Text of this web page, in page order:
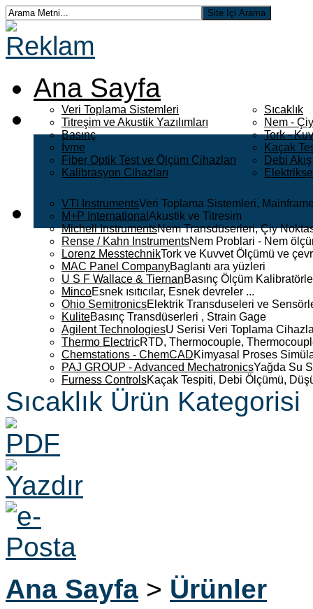
Ana Sayfa
Veri Toplama Sistemleri
Titreşim ve Akustik Yazılımları
Basınç
İvme
Fiber Optik Test ve Ölçüm Cihazları
Kalibrasyon Cihazları
Sıcaklık
Nem -
Tork -
Kaçak
Debi Akış
VTI InstrumentsVeri Toplama Sistemleri,
M+P International Akustik ve Titresim
Michell InstrumentsNem Transdüserleri, Çiy
Rense / Kahn InstrumentsNem Problari - Nem
Lorenz MesstechnikTork ve Kuvvet Ölçümü ve
MAC Panel CompanyBaglantı ara yüzleri
U S F Wallace & TiernanBasınç Ölçüm
MincoEsnek ısıtıcılar, Esnek devreler ...
Ohio SemitronicsElektrik Transduseleri ve
KuliteBasınç Transdüserleri , Strain Gage
Agilent TechnologiesU Serisi Veri Toplama
Thermo ElectricRTD, Thermocouple,
Chemstations - ChemCADKimyasal Proses
PAJ GROUP - Advanced MechatronicsYağda Su
Furness ControlsKaçak Tespiti, Debi Ölçümü,
Sıcaklık Ürün Kategorisi
Ana Sayfa > Ürünler